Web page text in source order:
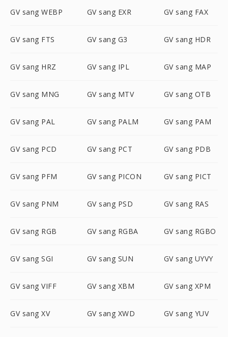
GV sang WEBP GV sang EXR GV sang FAX
GV sang FTS GV sang G3 GV sang HDR
GV sang HRZ GV sang IPL GV sang MAP
GV sang MNG GV sang MTV GV sang OTB
GV sang PAL GV sang PALM GV sang PAM
GV sang PCD GV sang PCT GV sang PDB
GV sang PFM GV sang PICON GV sang PICT
GV sang PNM GV sang PSD GV sang RAS
GV sang RGB GV sang RGBA GV sang RGBO
GV sang SGI GV sang SUN GV sang UYVY
GV sang VIFF GV sang XBM GV sang XPM
GV sang XV GV sang XWD GV sang YUV